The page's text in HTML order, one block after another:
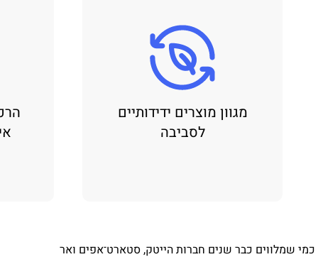
מגוון מוצרים ידידותיים
לסביבה
⁨ כמי שמלווים כבר שנים חברות הייטק, סטארט־אפים ואר